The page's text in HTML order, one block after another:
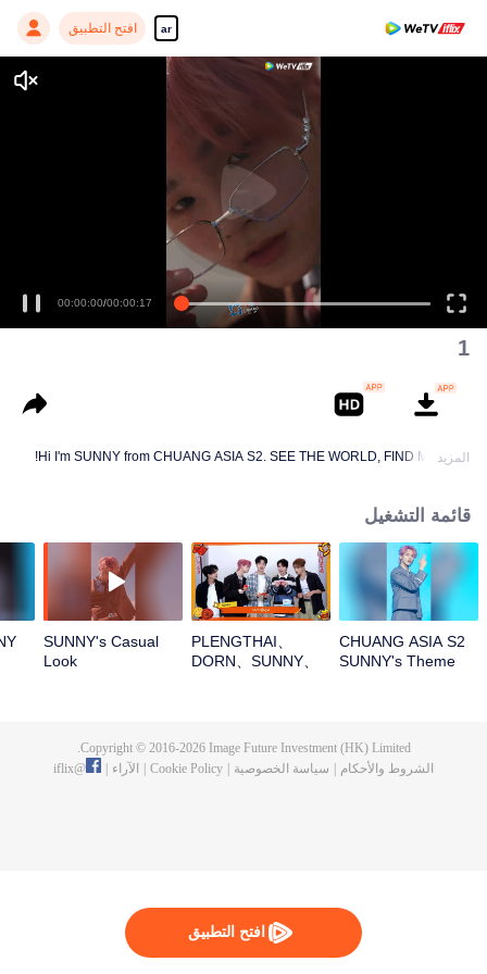
ar افتح التطبيق
افتح التطبيق
00:00:00/00:00:17
1
Hi I'm SUNNY from CHUANG ASIA S2. SEE THE WORLD, FIND MYSELF!
المزيد
قائمة التشغيل
CHUANG ASIA S2
SUNNY's Theme
PLENGTHAI、
DORN、SUNNY、
the New Year! Let's
witness the luck
together!
SUNNY's Casual
Look
Copyright © 2016-2026Image Future Investment (HK) Limited.
الشروط والأحكام
سياسة الخصوصية Cookie Policy الآراء @
iflix